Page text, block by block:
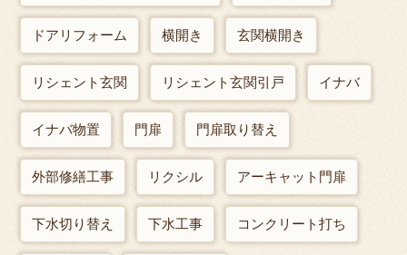
ドアリフォーム 横開き 玄関横開き
リシェント玄関 リシェント玄関引戸 イナバ
イナバ物置 門扉 門扉取り替え
外部修繕工事 リクシル アーキャット門扉
下水切り替え 下水工事 コンクリート打ち